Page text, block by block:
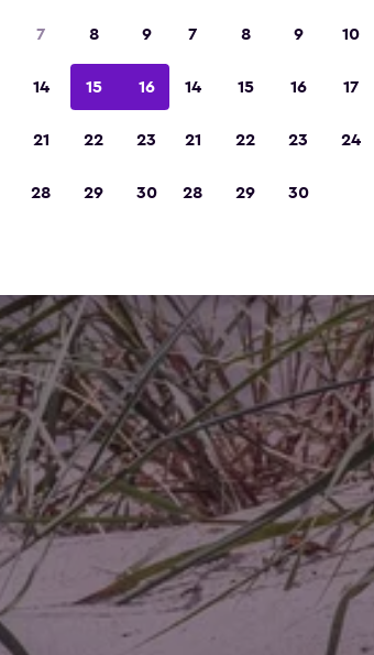
7 8 9
14 15 16
21 22 23
28 29 30
7 8 9 10
14 15 16 17
21 22 23 24
28 29 30